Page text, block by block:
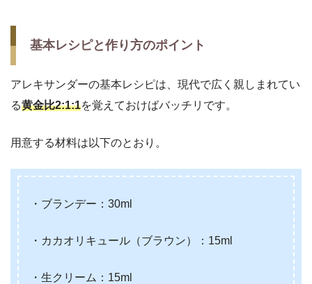
基本レシピと作り方のポイント
アレキサンダーの基本レシピは、現代で広く親しまれてい
る黄金比2:1:1を覚えておけばバッチリです。
用意する材料は以下のとおり。
・ブランデー：30ml
・カカオリキュール（ブラウン）：15ml
・生クリーム：15ml